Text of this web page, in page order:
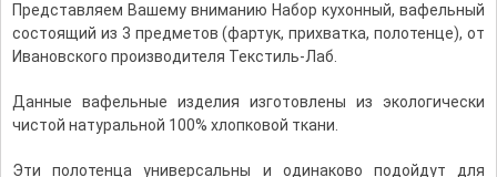
Представляем Вашему вниманию Набор кухонный, вафельный
состоящий из 3 предметов (фартук, прихватка, полотенце), от
Ивановского производителя Текстиль-Лаб.
Данные вафельные изделия изготовлены из экологически
чистой натуральной 100% хлопковой ткани.
Эти полотенца универсальны и одинаково подойдут для